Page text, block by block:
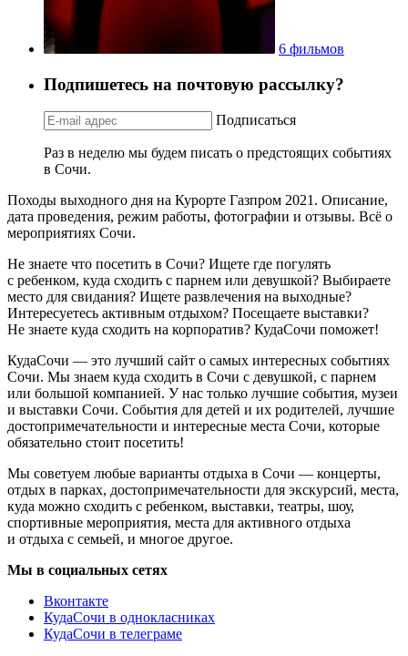
6 фильмов
Подпишетесь на почтовую рассылку?
Подписаться
Раз в неделю мы будем писать о предстоящих событиях
в Сочи.
Походы выходного дня на Курорте Газпром 2021. Описание,
дата проведения, режим работы, фотографии и отзывы. Всё о
мероприятиях Сочи.
Не знаете что посетить в Сочи? Ищете где погулять
с ребенком, куда сходить с парнем или девушкой? Выбираете
место для свидания? Ищете развлечения на выходные?
Интересуетесь активным отдыхом? Посещаете выставки?
Не знаете куда сходить на корпоратив? КудаСочи поможет!
КудаСочи — это лучший сайт о самых интересных событиях
Сочи. Мы знаем куда сходить в Сочи с девушкой, с парнем
или большой компанией. У нас только лучшие события, музеи
и выставки Сочи. События для детей и их родителей, лучшие
достопримечательности и интересные места Сочи, которые
обязательно стоит посетить!
Мы советуем любые варианты отдыха в Сочи — концерты,
отдых в парках, достопримечательности для экскурсий, места,
куда можно сходить с ребенком, выставки, театры, шоу,
спортивные мероприятия, места для активного отдыха
и отдыха с семьей, и многое другое.
Мы в социальных сетях
Вконтакте
КудаСочи в однокласниках
КудаСочи в телеграме